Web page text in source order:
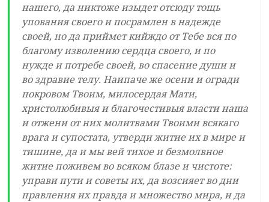
нашего, да никтоже изыдет отсюду тощь
упования своего и посрамлен в надежде
своей, но да приймет кийждо от Тебе вся по
благому изволению сердца своего, и по
нужде и потребе своей, во спасение души и
во здравие телу. Наипаче же осени и огради
покровом Твоим, милосердая Мати,
христолюбивыя и благочестивыя власти наша
и отжени от них молитвами Твоими всякаго
врага и супостата, утверди житие их в мире и
тишине, да и мы вей тихое и безмолвное
житие поживем во всяком блазе и чистоте:
управи пути и советы их, да возсияет во дни
правления их правда и множество мира, и да